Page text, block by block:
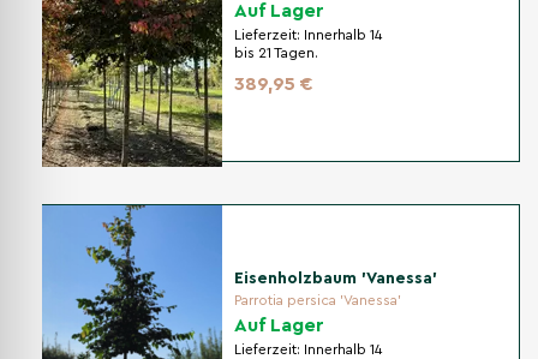
Auf Lager
Lieferzeit:
Innerhalb 14
bis 21 Tagen.
389,95 €
Eisenholzbaum 'Vanessa'
Parrotia persica 'Vanessa'
Auf Lager
Lieferzeit:
Innerhalb 14